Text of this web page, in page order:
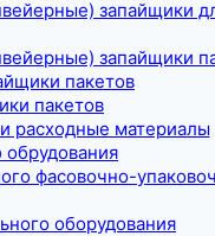
запайщики
запайщики
пакетов
пакетов
расходные материалы
обрудования
фасовочно-
оборудования